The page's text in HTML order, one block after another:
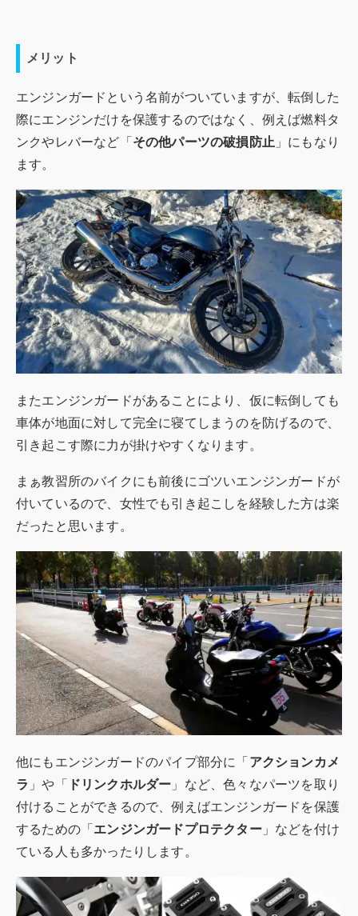
メリット
エンジンガードという名前がついていますが、転倒した
際にエンジンだけを保護するのではなく、例えば燃料タ
ンクやレバーなど「 その他パーツの破損防止 」にもなり
ます。
またエンジンガードがあることにより、仮に転倒しても
車体が地面に対して完全に寝てしまうのを防げるので、
引き起こす際に力が掛けやすくなります。
まぁ教習所のバイクにも前後にゴツいエンジンガードが
付いているので、女性でも引き起こしを経験した方は楽
だったと思います。
他にもエンジンガードのパイプ部分に「 アクションカメ
ラ 」や「 ドリンクホルダー 」など、色々なパーツを取り
付けることができるので、例えばエンジンガードを保護
するための「 エンジンガードプロテクター」などを付け
ている人も多かったりします。